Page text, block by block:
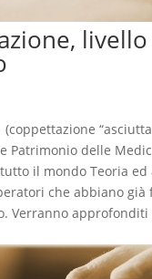
livello
Patrimonio delle
il mondo Teoria ed
che abbiano
Verranno approfonditi